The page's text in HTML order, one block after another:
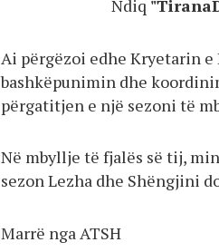
Ndiq
Ai përgëzoi edhe Kryetarin e
bashkëpunimin dhe
përgatitjen e një sezoni të
Në mbyllje të fjalës së tij,
sezon Lezha dhe Shëngjini
Marrë nga ATSH